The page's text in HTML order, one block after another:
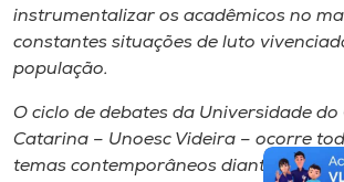
instrumentalizar os acadêmicos no
constantes situações de luto
população.
O ciclo de debates da Universidade do
Catarina – Unoesc Videira – ocorre
temas contemporâneos diante de